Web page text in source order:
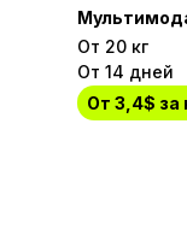
От 20 кг
От 14 дней
От 3,4$ за